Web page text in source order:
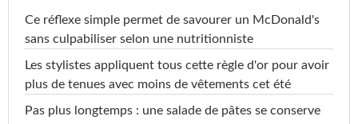
Ce réflexe simple permet de savourer un McDonald's
sans culpabiliser selon une nutritionniste
Les stylistes appliquent tous cette règle d'or pour avoir
plus de tenues avec moins de vêtements cet été
Pas plus longtemps : une salade de pâtes se conserve